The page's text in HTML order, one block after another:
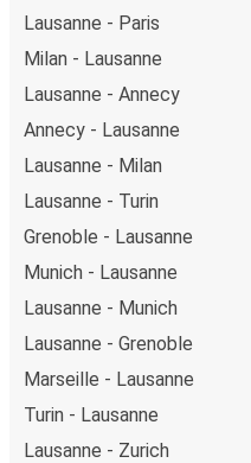
Lausanne - Paris
Milan - Lausanne
Lausanne - Annecy
Annecy - Lausanne
Lausanne - Milan
Lausanne - Turin
Grenoble - Lausanne
Munich - Lausanne
Lausanne - Munich
Lausanne - Grenoble
Marseille - Lausanne
Turin - Lausanne
Lausanne - Zurich